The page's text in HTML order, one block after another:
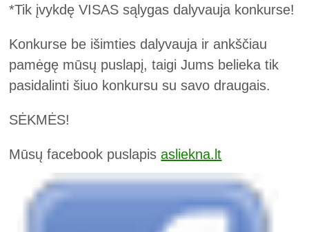
*Tik įvykdę VISAS sąlygas dalyvauja konkurse!
Konkurse be išimties dalyvauja ir ankščiau
pamėgę mūsų puslapį, taigi Jums belieka tik
pasidalinti šiuo konkursu su savo draugais.
SĖKMĖS!
Mūsų facebook puslapisasliekna.lt